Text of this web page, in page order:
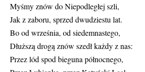
Myśmy znów do Niepodległej szli,
Jak z zaboru, sprzed dwudziestu lat.
Bo od września, od siedemnastego,
Dłuższą drogą znów szedł każdy z nas:
Przez lód spod bieguna północnego,